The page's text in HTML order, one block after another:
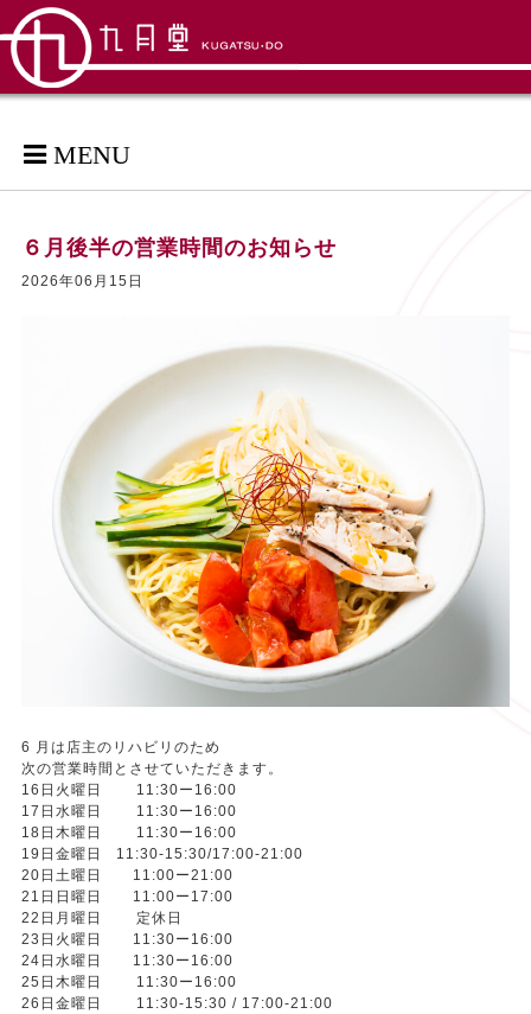
MENU
６月後半の営業時間のお知らせ
2026年06月15日
6 月は店主のリハビリのため
次の営業時間とさせていただきます。
16日火曜日 11:30ー16:00
17日水曜日 11:30ー16:00
18日木曜日 11:30ー16:00
19日金曜日 11:30-15:30/17:00-21:00
20日土曜日 11:00ー21:00
21日日曜日 11:00ー17:00
22日月曜日 定休日
23日火曜日 11:30ー16:00
24日水曜日 11:30ー16:00
25日木曜日 11:30ー16:00
26日金曜日 11:30-15:30 / 17:00-21:00